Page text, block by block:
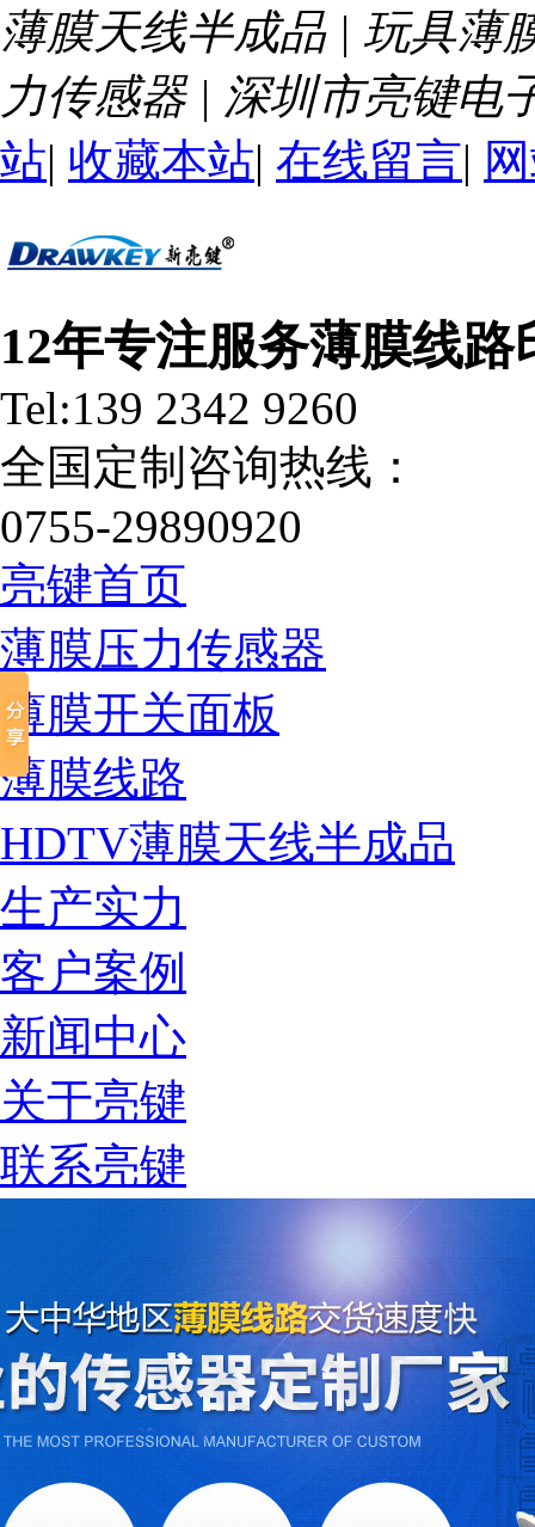
薄膜天线半成品 | 玩具薄
力传感器 | 深圳市亮键电
站| 收藏本站| 在线留言|
12年专注服务薄膜线路
Tel:139 2342 9260
全国定制咨询热线：
0755-29890920
亮键首页
薄膜压力传感器
薄膜开关面板
薄膜线路
HDTV薄膜天线半成品
生产实力
客户案例
新闻中心
关于亮键
联系亮键